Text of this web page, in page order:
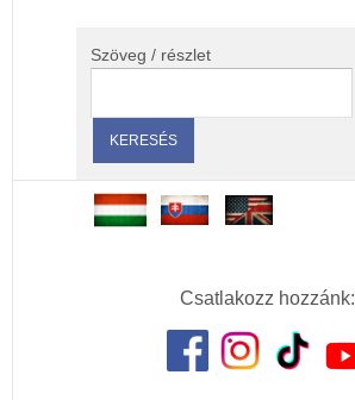
Szöveg / részlet
Csatlakozz hozzánk: